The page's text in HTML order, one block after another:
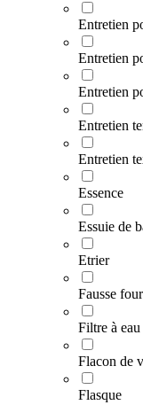
Entretien
Entretien
Entretien
Entretien
Entretien
Essence
Essuie de
Etrier
Fausse
Filtre à eau
Flacon de
Flasque